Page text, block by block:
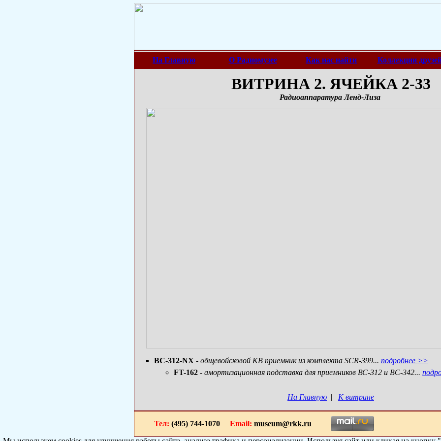
На Главную О Радиомузее Как нас найти Коллекции
ВИТРИНА 2. ЯЧЕЙКА 2-33
Радиоаппаратура Ленд-Лиза
ВС-312-NX - общевойсковой КВ приемник из комплекта SCR-399... подробнее >>
FT-162 - амортизационная подставка для приемников ВС-312 и BC-342...
На Главную | К витрине
Тел: (495) 744-1070 Email: museum@rkk.ru